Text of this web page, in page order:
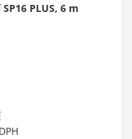
PLUS, 6 m